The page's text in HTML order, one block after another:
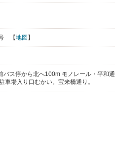
【地図 】
ス停から北へ100m モノレール・平和通
場入り口むかい。宝来橋通り。